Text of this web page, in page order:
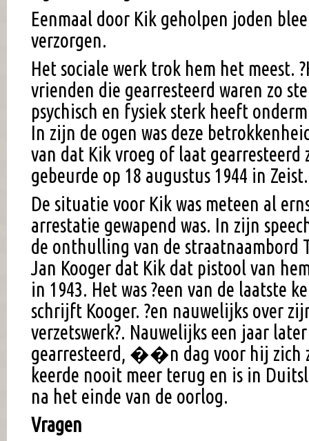
Eenmaal door Kik geholpen joden
verzorgen.
Het sociale werk trok hem het meest.
vrienden die gearresteerd waren zo
psychisch en fysiek sterk heeft
In zijn de ogen was deze
van dat Kik vroeg of laat gearresteerd
gebeurde op 18 augustus 1944 in Zeist.
De situatie voor Kik was meteen al
arrestatie gewapend was. In zijn
de onthulling van de straatnaambord
Jan Kooger dat Kik dat pistool van
in 1943. Het was ?een van de laatste
schrijft Kooger. ?en nauwelijks over
verzetswerk?. Nauwelijks een jaar
gearresteerd, ��n dag voor hij zich
keerde nooit meer terug en is in
na het einde van de oorlog.
Vragen